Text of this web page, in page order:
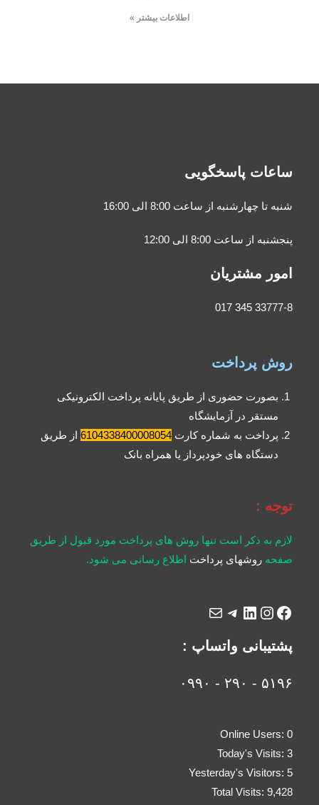
اطلاعات بیشتر »
ساعات پاسخگویی
شنبه تا چهارشنبه از ساعت 8:00 الی 16:00
پنجشنبه از ساعت 8:00 الی 12:00
امور مشتریان
33777-8 345 017
روش پرداخت
بصورت حضوری از طریق پایانه پرداخت الکترونیکی
مستقر در آزمایشگاه
پرداخت به شماره کارت6104338400008054 از طریق
دستگاه های خودپرداز یا همراه بانک
توجه :
لازم به ذکر است تنها روش های پرداخت مورد قبول از طریق
صفحهروشهای پرداخت اطلاع رسانی می شود.
پشتیبانی واتساپ :
۵۱۹۶ - ۲۹۰ - ۰۹۹۰
Online Users: 0
Today's Visits: 3
Yesterday's Visitors: 5
Total Visits: 9,428